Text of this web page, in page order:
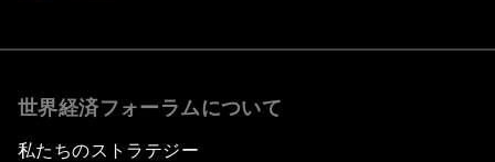
世界経済フォーラムについて
私たちのストラテジー